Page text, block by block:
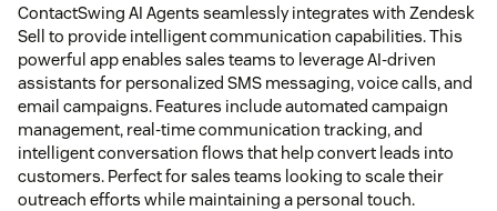
ContactSwing AI Agents seamlessly integrates with Zendesk
Sell to provide intelligent communication capabilities. This
powerful app enables sales teams to leverage AI-driven
assistants for personalized SMS messaging, voice calls, and
email campaigns. Features include automated campaign
management, real-time communication tracking, and
intelligent conversation flows that help convert leads into
customers. Perfect for sales teams looking to scale their
outreach efforts while maintaining a personal touch.